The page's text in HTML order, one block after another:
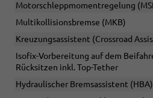
Motorschleppmomentregelung
Multikollisionsbremse (MKB)
Kreuzungsassistent (Crossroad
Isofix-Vorbereitung auf dem
Rücksitzen inkl. Top-Tether
Hydraulischer Bremsassistent (HBA)